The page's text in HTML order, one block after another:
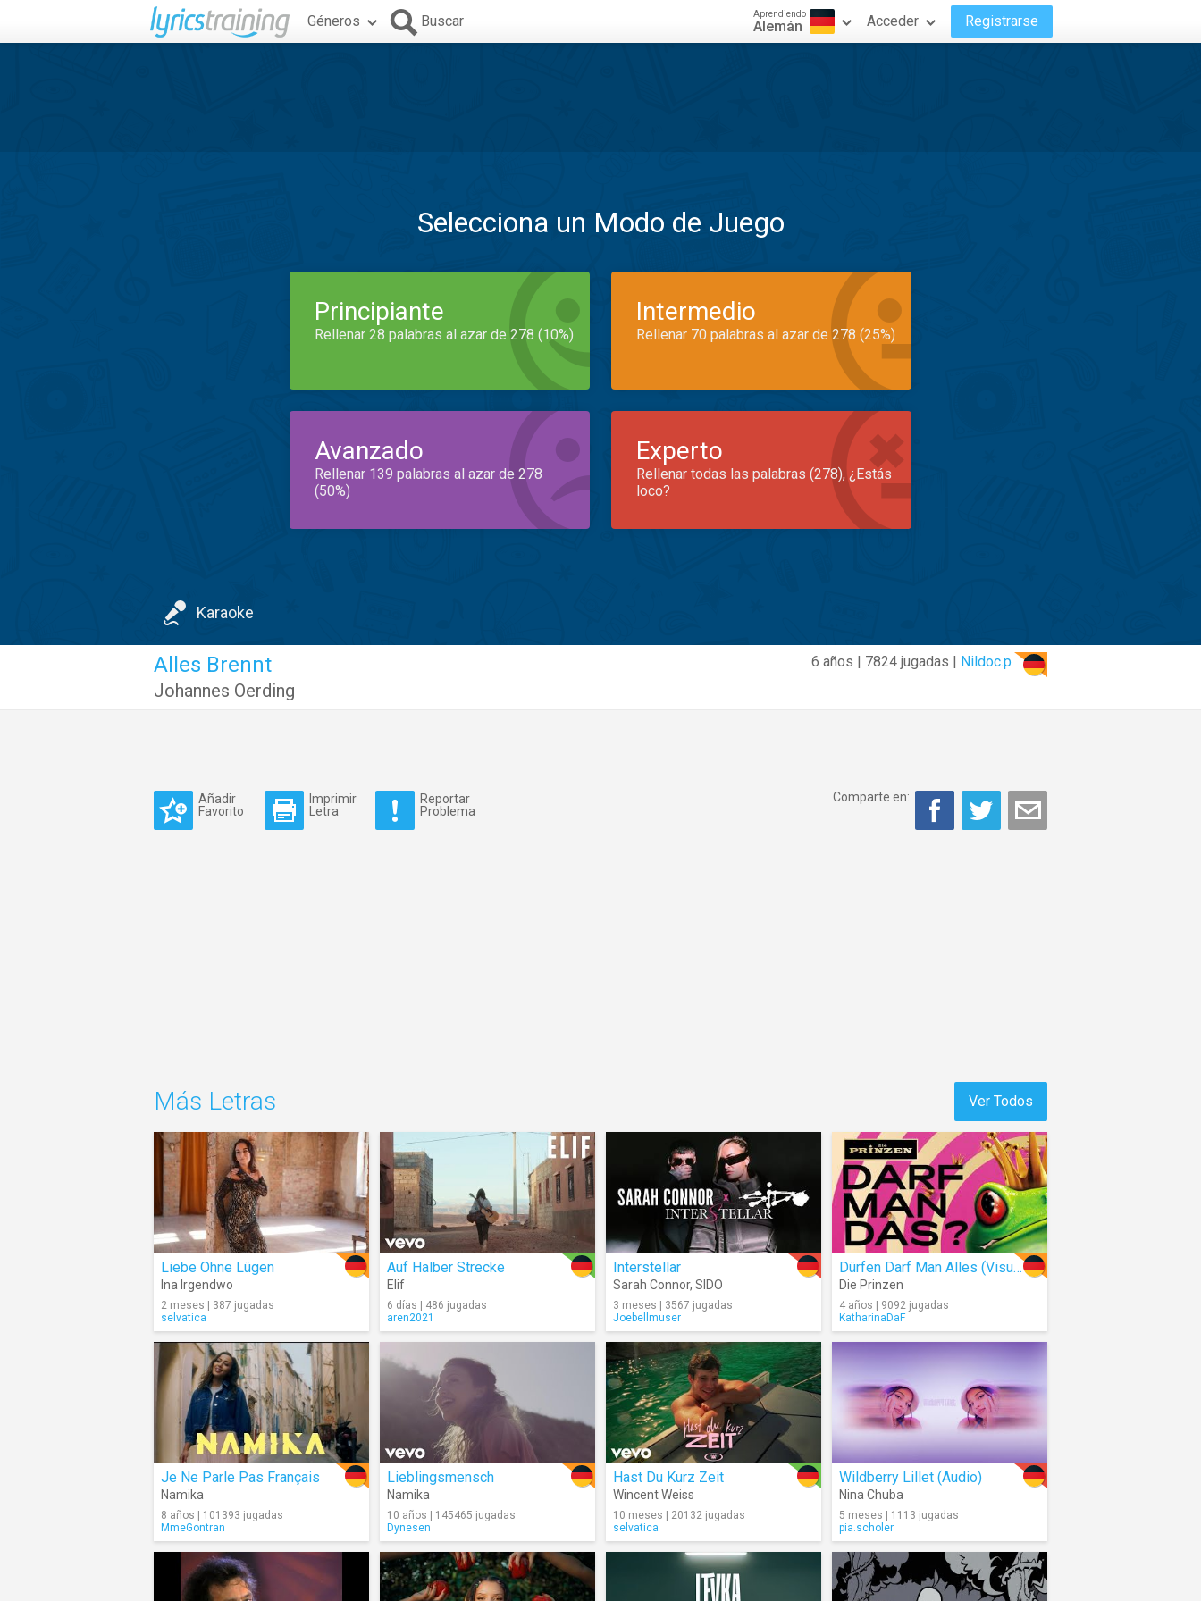
Géneros Buscar Aprendiendo
Alemán Acceder Registrarse
Selecciona un Modo de Juego
Principiante
Rellenar 28 palabras al azar de 278 (10%)
Intermedio
Rellenar 70 palabras al azar de 278 (25%)
Avanzado
Rellenar 139 palabras al azar de 278
(50%)
Experto
Rellenar todas las palabras (278), ¿Estás
loco?
Karaoke
6 años | 7824 jugadas | Nildoc.p
Alles Brennt
Johannes Oerding
Añadir
Favorito
Imprimir
Letra
Reportar
Problema
Comparte en:
Ver Todos
Más Letras
Liebe Ohne Lügen
Ina Irgendwo
2 meses | 387 jugadas
selvatica
Auf Halber Strecke
Elif
6 días | 486 jugadas
aren2021
Interstellar
Sarah Connor, SIDO
3 meses | 3567 jugadas
Joebellmuser
Dürfen Darf Man Alles (Visualizer)
Die Prinzen
4 años | 9092 jugadas
KatharinaDaF
Je Ne Parle Pas Français
Namika
8 años | 101393 jugadas
MmeGontran
Lieblingsmensch
Namika
10 años | 145465 jugadas
Dynesen
Hast Du Kurz Zeit
Wincent Weiss
10 meses | 20132 jugadas
selvatica
Wildberry Lillet (Audio)
Nina Chuba
5 meses | 1113 jugadas
pia.scholer